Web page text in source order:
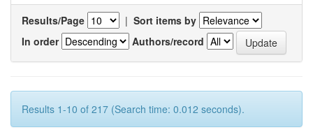
Results/Page | Sort items by
In order
Authors/record
Results 1-10 of 217 (Search time: 0.012 seconds).